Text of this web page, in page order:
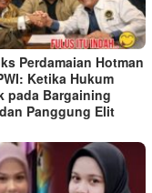
Perdamaian Hotman
Ketika Hukum
pada Bargaining
Panggung Elit